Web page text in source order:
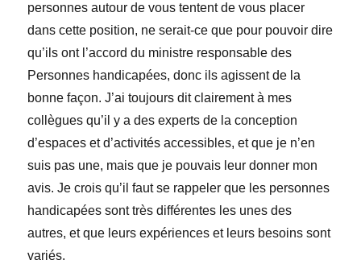
personnes autour de vous tentent de vous placer
dans cette position, ne serait-ce que pour pouvoir dire
qu’ils ont l’accord du ministre responsable des
Personnes handicapées, donc ils agissent de la
bonne façon. J’ai toujours dit clairement à mes
collègues qu’il y a des experts de la conception
d’espaces et d’activités accessibles, et que je n’en
suis pas une, mais que je pouvais leur donner mon
avis. Je crois qu’il faut se rappeler que les personnes
handicapées sont très différentes les unes des
autres, et que leurs expériences et leurs besoins sont
variés.